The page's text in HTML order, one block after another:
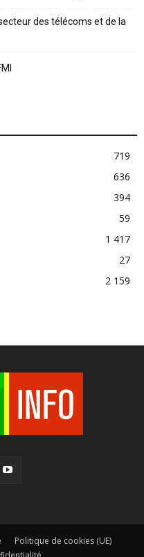
des télécoms et de la
719
636
394
59
1 417
27
2 159
Politique de cookies (UE)